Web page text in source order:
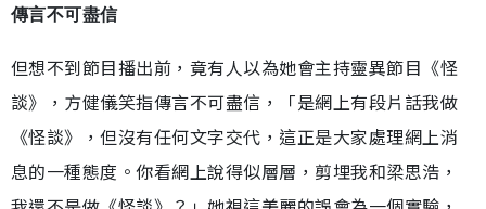
傳言不可盡信
但想不到節目播出前，竟有人以為她會主持靈異節目《怪
談》，方健儀笑指傳言不可盡信，「是網上有段片話我做
《怪談》，但沒有任何文字交代，這正是大家處理網上消
息的一種態度。你看網上說得似層層，剪埋我和梁思浩，